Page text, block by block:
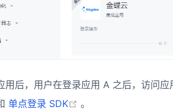
用后，用户在登录应用 A 之后，访问
单点登录 SDK (opens new window)
。